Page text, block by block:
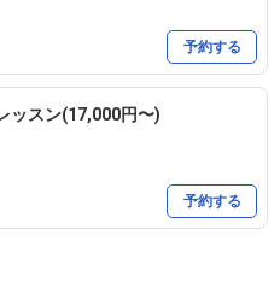
予約する
ッスン(17,000円〜)
予約する